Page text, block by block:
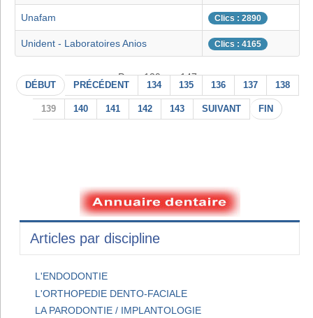
Unafam Clics : 2890
Unident - Laboratoires Anios Clics : 4165
Page 139 sur 147
DÉBUT PRÉCÉDENT 134 135 136 137 138
139 140 141 142 143 SUIVANT FIN
Articles par discipline
L'ENDODONTIE
L'ORTHOPEDIE DENTO-FACIALE
LA PARODONTIE / IMPLANTOLOGIE